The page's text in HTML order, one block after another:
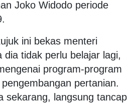
Joko Widodo periode
ini bekas menteri
dia tidak perlu belajar lagi,
program-program
pertanian.
sekarang, langsung tancap